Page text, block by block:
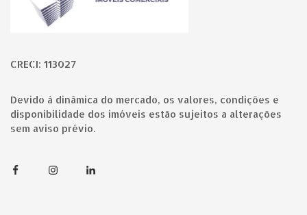
CRECI: 113027
Devido à dinâmica do mercado, os valores, condições e
disponibilidade dos imóveis estão sujeitos a alterações
sem aviso prévio.
FacebookInstagramLinkedin